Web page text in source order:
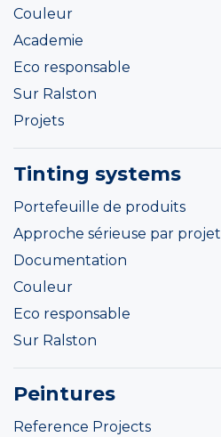
Couleur
Academie
Eco responsable
Sur Ralston
Projets
Tinting systems
Portefeuille de produits
Approche sérieuse par projet
Documentation
Couleur
Eco responsable
Sur Ralston
Peintures
Reference Projects